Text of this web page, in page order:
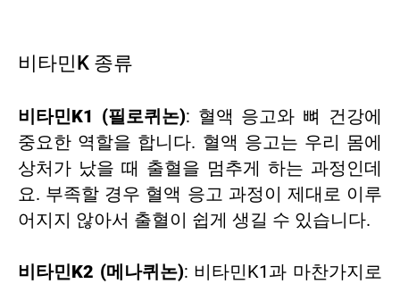
비타민K 종류
비타민K1 (필로퀴논): 혈액 응고와 뼈 건강에
중요한 역할을 합니다. 혈액 응고는 우리 몸에
상처가 났을 때 출혈을 멈추게 하는 과정인데
요. 부족할 경우 혈액 응고 과정이 제대로 이루
어지지 않아서 출혈이 쉽게 생길 수 있습니다.
비타민K2 (메나퀴논): 비타민K1과 마찬가지로